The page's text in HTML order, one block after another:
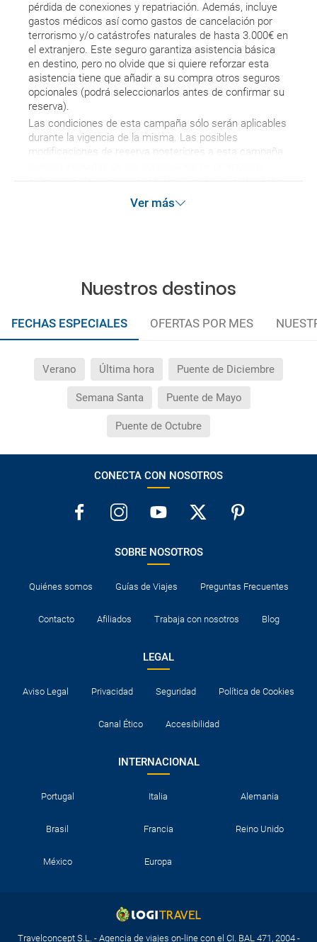
pérdida de conexiones y repatriación. Además, incluye
gastos médicos así como gastos de cancelación por
terrorismo y/o catástrofes naturales de hasta 3.000€ en
el extranjero. Este seguro garantiza asistencia básica
en destino, pero no olvide que si quiere reforzar esta
asistencia tiene que añadir a su compra otros seguros
opcionales (podrá seleccionarlos antes de confirmar su
reserva).
Las condiciones de esta campaña sólo serán aplicables
durante la vigencia de la misma. Las posibles
modificaciones de reserva posteriores a esta campaña
Ver más
Nuestros destinos
FECHAS ESPECIALES OFERTAS POR MES
Verano Última hora Puente de Diciembre
Semana Santa Puente de Mayo
Puente de Octubre
CONECTA CON NOSOTROS
SOBRE NOSOTROS
Quiénes somos Guías de Viajes Preguntas Frecuentes
Contacto Afiliados Trabaja con nosotros Blog
LEGAL
Aviso Legal Privacidad Seguridad Política de Cookies
Canal Ético Accesibilidad
INTERNACIONAL
Portugal Italia Alemania
Brasil Francia Reino Unido
México Europa
Travelconcept S.L. - Agencia de viajes on-line con el CI. BAL 471, 2004 -